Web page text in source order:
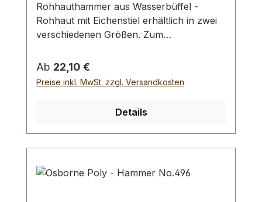
Rohhauthammer aus Wasserbüffel -
Rohhaut mit Eichenstiel erhältlich in zwei
verschiedenen Größen. Zum
Locheisen, Punziereisen, etc.
Auswahlliste:#1 Gesamtgewicht: 295
Gramm / Kopf - Ø : 48 mm / Gesamtlänge
Kopf - Ø : 42 mm / Gesamtlänge : 290 mm
- Bei einer Bestellung 1 Stück erhalten Sie
1 Rohhauthammer der gewählten Größe.
Regulärer Preis:
Ab 22,10 €
Preise inkl. MwSt. zzgl. Versandkosten
Details